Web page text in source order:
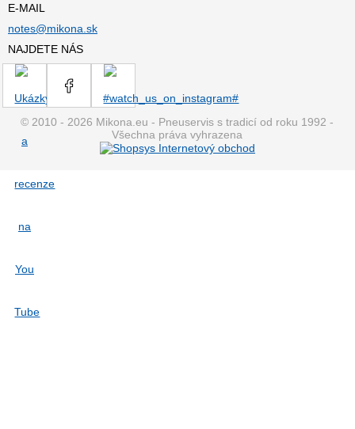
E-MAIL
notes@mikona.sk
NAJDETE NÁS
© 2010 - 2026 Mikona.eu - Pneuservis s tradicí od roku 1992 -
Všechna práva vyhrazena